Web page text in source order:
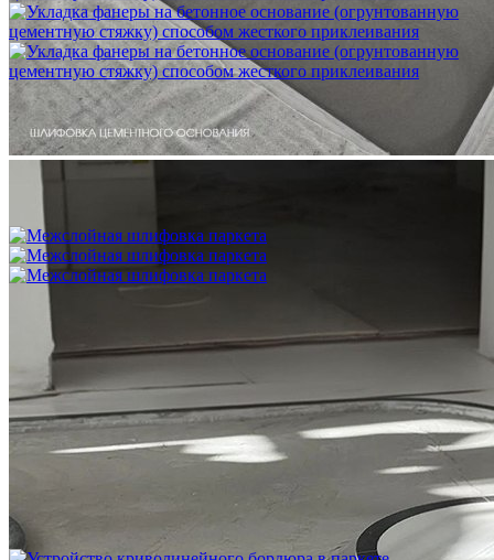
Укладка фанеры на бетонное основание (огрунтованную
750 ₽
Межслойная шлифовка паркета
1 200 ₽